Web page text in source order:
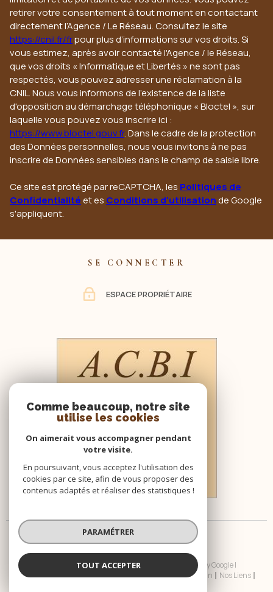
retirer votre consentement à tout moment en contactant
directement l’Agence / Le Réseau. Consultez le site
https://cnil.fr/frpour plus d’informations sur vos droits. Si
vous estimez, après avoir contacté l'Agence / le Réseau,
que vos droits « Informatique et Libertés » ne sont pas
respectés, vous pouvez adresser une réclamation à la
CNIL. Nous vous informons de l’existence de la liste
d'opposition au démarchage téléphonique « Bloctel », sur
laquelle vous pouvez vous inscrire ici :
https://www.bloctel.gouv.fr. Dans le cadre de la protection
des Données personnelles, nous vous invitons à ne pas
inscrire de Données sensibles dans le champ de saisie libre.
Ce site est protégé par reCAPTCHA, les Politiques de
Confidentialitéet es Conditions d'utilisationde Google
s'appliquent.
SE CONNECTER
ESPACE PROPRIÉTAIRE
© 2026 | Tous droits réservés | Traduction powered by Google |
Nos Honoraires
Plan Du Site Mentions Légales Admin
Nos Liens
Comme beaucoup, notre site
utilise les cookies
On aimerait vous accompagner pendant
votre visite.
En poursuivant, vous acceptez l'utilisation des
cookies par ce site, afin de vous proposer des
contenus adaptés et réaliser des statistiques !
PARAMÉTRER
TOUT ACCEPTER